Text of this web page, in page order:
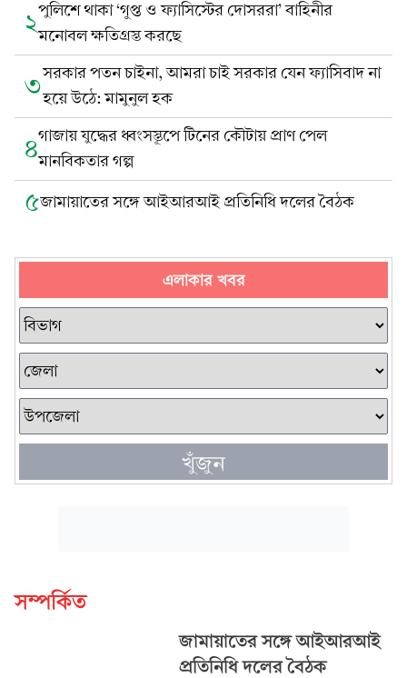
২পুলিশে থাকা ‘গুপ্ত ও ফ্যাসিস্টের দোসররা’ বাহিনীর
মনোবল ক্ষতিগ্রস্ত করছে
৩সরকার পতন চাইনা, আমরা চাই সরকার যেন ফ্যাসিবাদ না
হয়ে উঠে: মামুনুল হক
৪গাজায় যুদ্ধের ধ্বংসস্তূপে টিনের কৌটায় প্রাণ পেল
মানবিকতার গল্প
৫জামায়াতের সঙ্গে আইআরআই প্রতিনিধি দলের বৈঠক
এলাকার খবর
খুঁজুন
সম্পর্কিত
জামায়াতের সঙ্গে আইআরআই
প্রতিনিধি দলের বৈঠক